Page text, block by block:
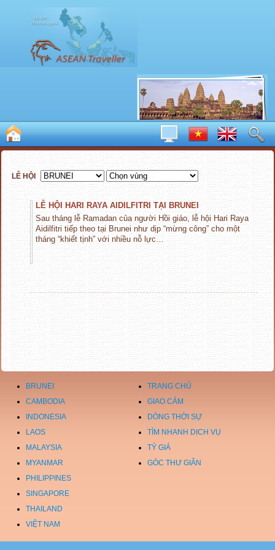
LỄ HỘI
LỄ HỘI HARI RAYA AIDILFITRI TẠI BRUNEI
Sau tháng lễ Ramadan của người Hồi giáo, lễ hội Hari Raya
Aidilfitri tiếp theo tại Brunei như dịp “mừng công” cho một
tháng “khiết tịnh” với nhiều nỗ lực…
BRUNEI
TRANG CHỦ
CAMBODIA
GIAO CẢM
INDONESIA
DÒNG THỜI SỰ
LAOS
TÌM NHANH DỊCH VỤ
MALAYSIA
TỶ GIÁ
MYANMAR
GÓC THƯ GIÃN
PHILIPPINES
SINGAPORE
THAILAND
VIỆT NAM